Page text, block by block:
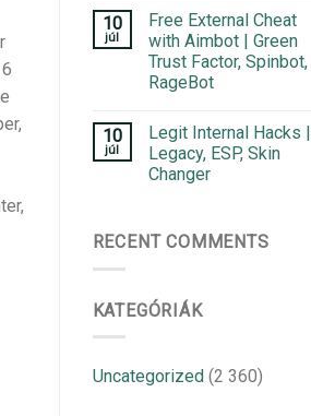
10
júl
Free External Cheat
with Aimbot | Green
Trust Factor, Spinbot,
RageBot
10
júl
Legit Internal Hacks |
Legacy, ESP, Skin
Changer
RECENT COMMENTS
KATEGÓRIÁK
Uncategorized (2 360)